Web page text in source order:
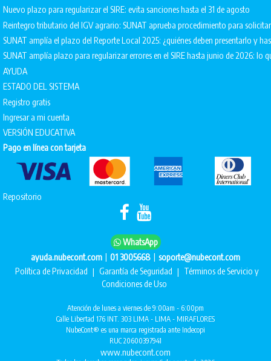
Nuevo plazo para regularizar el SIRE: evita sanciones hasta el 31 de agosto
Reintegro tributario del IGV agrario: SUNAT aprueba procedimiento para
SUNAT amplía el plazo del Reporte Local 2025: ¿quiénes deben presentarlo y
SUNAT amplía plazo para regularizar errores en el SIRE hasta junio de 2026: lo
AYUDA
ESTADO DEL SISTEMA
Registro gratis
Ingresar a mi cuenta
VERSIÓN EDUCATIVA
Pago en línea con tarjeta
Repositorio
WhatsApp
ayuda.nubecont.com | 01 3005668 | soporte@nubecont.com
Política de Privacidad | Garantía de Seguridad | Términos de Servicio y
Condiciones de Uso
Atención de lunes a viernes de 9:00am - 6:00pm
Calle Libertad 176 INT. 303 LIMA - LIMA - MIRAFLORES
NubeCont® es una marca registrada ante Indecopi
RUC 20600397941
www.nubecont.com